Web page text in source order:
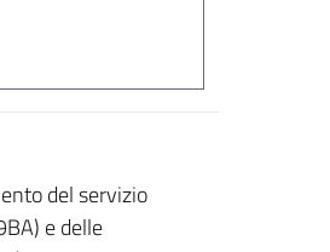
del servizio
e delle